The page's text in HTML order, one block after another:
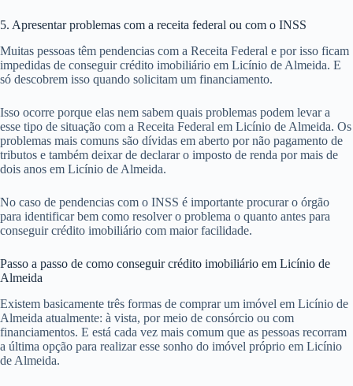
5. Apresentar problemas com a receita federal ou com o INSS
Muitas pessoas têm pendencias com a Receita Federal e por isso ficam
impedidas de conseguir crédito imobiliário em Licínio de Almeida. E
só descobrem isso quando solicitam um financiamento.
Isso ocorre porque elas nem sabem quais problemas podem levar a
esse tipo de situação com a Receita Federal em Licínio de Almeida. Os
problemas mais comuns são dívidas em aberto por não pagamento de
tributos e também deixar de declarar o imposto de renda por mais de
dois anos em Licínio de Almeida.
No caso de pendencias com o INSS é importante procurar o órgão
para identificar bem como resolver o problema o quanto antes para
conseguir crédito imobiliário com maior facilidade.
Passo a passo de como conseguir crédito imobiliário em Licínio de
Almeida
Existem basicamente três formas de comprar um imóvel em Licínio de
Almeida atualmente: à vista, por meio de consórcio ou com
financiamentos. E está cada vez mais comum que as pessoas recorram
a última opção para realizar esse sonho do imóvel próprio em Licínio
de Almeida.